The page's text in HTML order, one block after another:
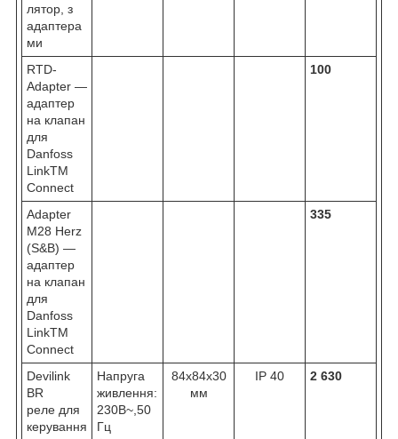
лятор, з
адаптера
ми
RTD-
Adapter —
адаптер
на клапан
для
Danfoss
LinkTM
Connect
100
Adapter
M28 Herz
(S&B) —
адаптер
на клапан
для
Danfoss
LinkTM
Connect
335
Devilink
BR
реле для
керування
Напруга
живлення:
230B~,50
Гц
84x84x30
мм
IP 40 2 630